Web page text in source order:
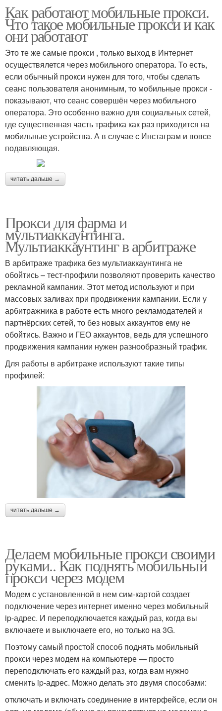
Как работают мобильные прокси.
Что такое мобильные прокси и как
они работают
Это те же самые прокси , только выход в Интернет
осуществялется через мобильного оператора. То есть,
если обычный прокси нужен для того, чтобы сделать
сеанс пользователя анонимным, то мобильные прокси -
показывают, что сеанс совершён через мобильного
оператора. Это особенно важно для социальных сетей,
где существенная часть трафика как раз приходится на
мобильные устройства. А в случае с Инстаграм и вовсе
подавляющая.
читать дальше →
Прокси для фарма и
мультиаккаунтинга.
Мультиаккаунтинг в арбитраже
В арбитраже трафика без мультиаккаунтинга не
обойтись – тест-профили позволяют проверить качество
рекламной кампании. Этот метод используют и при
массовых заливах при продвижении кампании. Если у
арбитражника в работе есть много рекламодателей и
партнёрских сетей, то без новых аккаунтов ему не
обойтись. Важно и ГЕО аккаунтов, ведь для успешного
продвижения кампании нужен разнообразный трафик.
Для работы в арбитраже используют такие типы
профилей:
читать дальше →
Делаем мобильные прокси своими
руками.. Как поднять мобильный
прокси через модем
Модем с установленной в нем сим-картой создает
подключение через интернет именно через мобильный
ip-адрес. И переподключается каждый раз, когда вы
включаете и выключаете его, но только на 3G.
Поэтому самый простой способ поднять мобильный
прокси через модем на компьютере — просто
переподключать его каждый раз, когда вам нужно
сменить ip-адрес. Можно делать это двумя способами:
отключать и включать соединение в интерфейсе, если он